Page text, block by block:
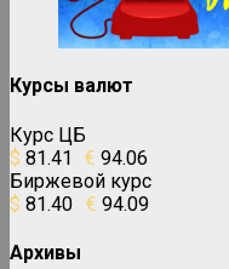
Курсы валют
Курс ЦБ
$ 81.41 € 94.06
Биржевой курс
$ 81.40 € 94.09
Архивы